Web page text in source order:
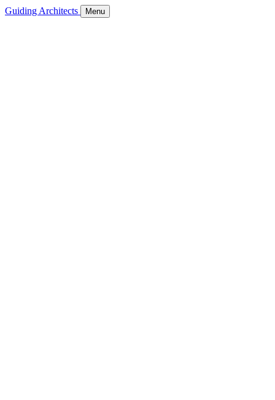
Guiding Architects Menu